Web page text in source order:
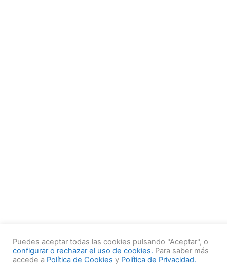
Puedes aceptar todas las cookies pulsando "Aceptar", o
configurar o rechazar el uso de cookies. Para saber más
accede a Política de Cookies y Política de Privacidad.